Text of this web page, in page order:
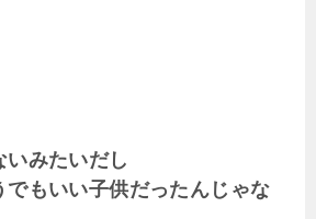
みたいだし
でもいい子供だったんじゃな